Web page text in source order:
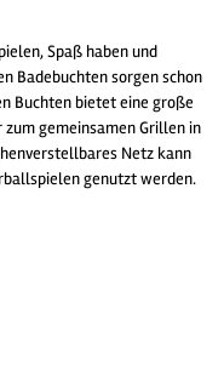
Spaß haben und
Badebuchten sorgen schon
Buchten bietet eine große
gemeinsamen Grillen in
Netz kann
genutzt werden.